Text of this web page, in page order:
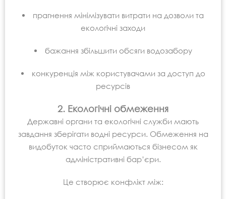
прагнення мінімізувати витрати на дозволи та
екологічні заходи
бажання збільшити обсяги водозабору
конкуренція між користувачами за доступ до
ресурсів
2. Екологічні обмеження
Державні органи та екологічні служби мають
завдання зберігати водні ресурси. Обмеження на
видобуток часто сприймаються бізнесом як
адміністративні бар’єри.
Це створює конфлікт між: